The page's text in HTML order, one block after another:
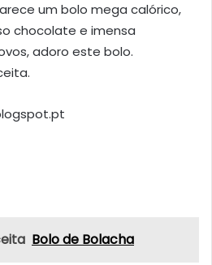
um bolo mega calórico,
chocolate e imensa
adoro este bolo.
Bolo de Bolacha